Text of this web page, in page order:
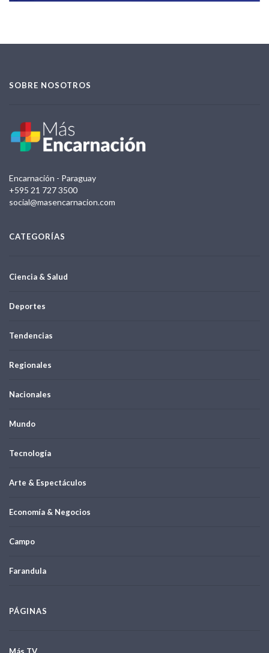
SOBRE NOSOTROS
Encarnación - Paraguay
+595 21 727 3500
social@masencarnacion.com
CATEGORÍAS
Ciencia & Salud
Deportes
Tendencias
Regionales
Nacionales
Mundo
Tecnología
Arte & Espectáculos
Economía & Negocios
Campo
Farandula
PÁGINAS
Más TV